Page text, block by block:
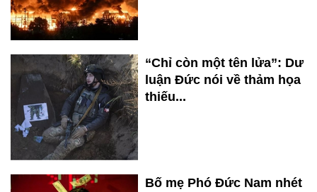
“Chỉ còn một tên lửa”: Dư
luận Đức nói về thảm họa
thiếu...
Bố mẹ Phó Đức Nam nhét